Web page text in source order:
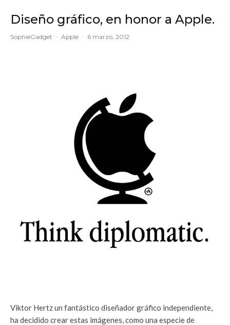
Diseño gráfico, en honor a Apple.
SophieGadget · Apple · 6 marzo, 2012
Viktor Hertz un fantástico diseñador gráfico independiente,
ha decidido crear estas imágenes, como una especie de